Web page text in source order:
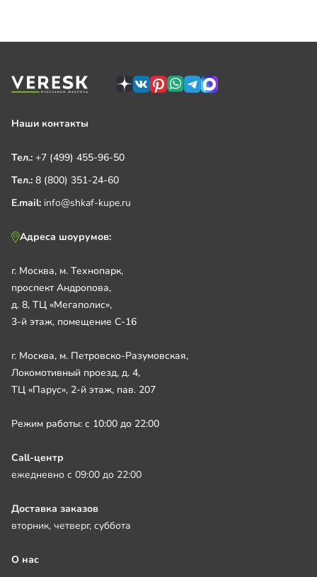
Наши контакты
Тел.: +7 (499) 455-96-50
Тел.: 8 (800) 351-24-60
E.mail: info@shkaf-kupe.ru
Адреса шоурумов:
г. Москва, м. Технопарк,
проспект Андропова,
д. 8, ТЦ «Мегаполис»,
3-й этаж, помещение С-16
г. Москва, м. Петровско-Разумовская,
Локомотивный проезд, д. 4,
ТЦ «Парус», 2-й этаж, пав. 207
Режим работы: с 10:00 до 22:00
Call-центр
ежедневно с 09:00 до 22:00
Доставка заказов
вторник, четверг, суббота
О нас